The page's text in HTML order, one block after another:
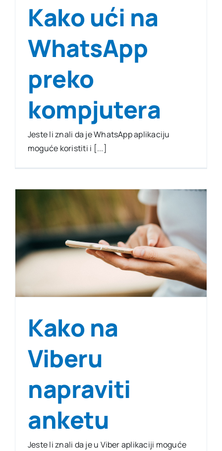
Kako ući na
WhatsApp
preko
kompjutera
Jeste li znali da je WhatsApp aplikaciju
moguće koristiti i [...]
Kako na
Viberu
napraviti
anketu
Jeste li znali da je u Viber aplikaciji moguće